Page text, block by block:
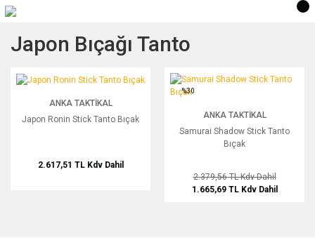
Japon Bıçağı Tanto
Japon Ronin Stick Tanto Bıçak
ANKA TAKTIKAL
Japon Ronin Stick Tanto Bıçak
2.617,51 TL Kdv Dahil
Samurai Shadow Stick Tanto Bıçak
%30
ANKA TAKTIKAL
Samurai Shadow Stick Tanto
Bıçak
2.379,56 TLKdv Dahil
1.665,69 TL Kdv Dahil